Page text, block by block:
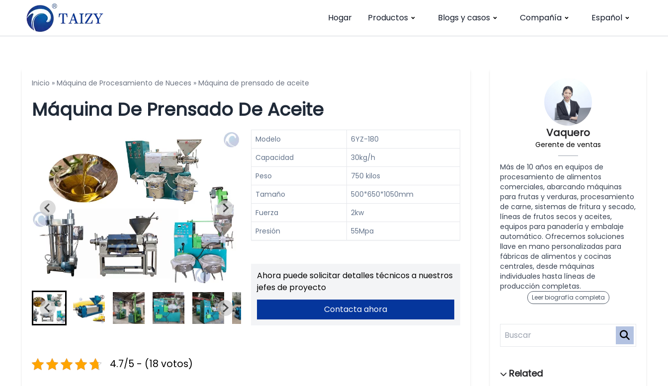
Hogar Productos Blogs y casos Compañía Español
Inicio » Máquina de Procesamiento de Nueces » Máquina de prensado de aceite
Máquina De Prensado De Aceite
Modelo
6YZ-180
Capacidad
30kg/h
Peso
750 kilos
Tamaño
500*650*1050mm
Fuerza
2kw
Presión
55Mpa
Ahora puede solicitar detalles técnicos a nuestros
jefes de proyecto
Contacta ahora
4.7/5 - (18 votos)
Vaquero
Gerente de ventas
Más de 10 años en equipos de
procesamiento de alimentos
comerciales, abarcando máquinas
para frutas y verduras, procesamiento
de carne, sistemas de fritura y secado,
líneas de frutos secos y aceites,
equipos para panadería y embalaje
automático. Ofrecemos soluciones
llave en mano personalizadas para
fábricas de alimentos y cocinas
centrales, desde máquinas
individuales hasta líneas de
producción completas.
Leer biografía completa